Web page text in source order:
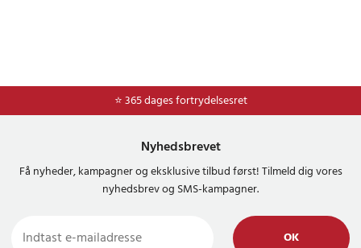
⭐ 365 dages fortrydelsesret
Nyhedsbrevet
Få nyheder, kampagner og eksklusive tilbud først! Tilmeld dig vores
nyhedsbrev og SMS-kampagner.
OK